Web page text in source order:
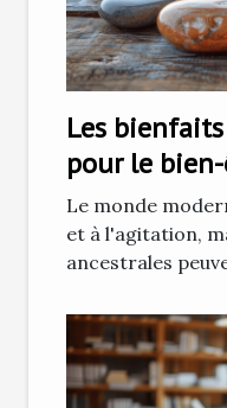
Les
pour le
Le monde
et à l'agitation,
ancestrales